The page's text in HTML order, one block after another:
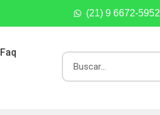
(21) 9 6672-5952
Faq